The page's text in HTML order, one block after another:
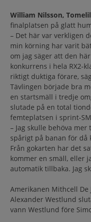
William Nilsson,
finalplatsen på glatt
– Det här var verkligen
min körning har varit
om jag säger att den
konkurrens i hela RX2-
riktigt duktiga förare,
Tävlingen började bra
en startsmäll i tredje
slutade på en total
femteplatsen i sprint-
– Jag skulle behöva
spårigt på banan för då
Från gokarten har det
kommer en smäll, eller
automatik tillbaka. Jag
Amerikanen Mithcell De
Alexander Westlund
vann Westlund före